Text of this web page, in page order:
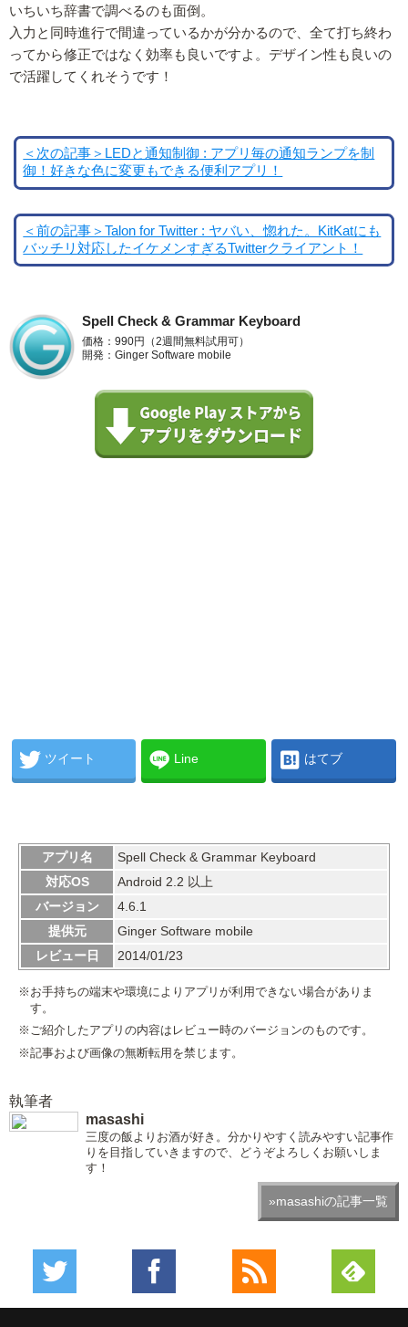
いちいち辞書で調べるのも面倒。
入力と同時進行で間違っているかが分かるので、全て打ち終わ
ってから修正ではなく効率も良いですよ。デザイン性も良いの
で活躍してくれそうです！
＜次の記事＞LEDと通知制御 : アプリ毎の通知ランプを制
御！好きな色に変更もできる便利アプリ！
＜前の記事＞Talon for Twitter : ヤバい、惚れた。KitKatにも
バッチリ対応したイケメンすぎるTwitterクライアント！
Spell Check & Grammar Keyboard
価格：990円（2週間無料試用可）
開発：Ginger Software mobile
ツイート Line はてブ
アプリ名
Spell Check & Grammar Keyboard
対応OS
Android 2.2 以上
バージョン
4.6.1
提供元
Ginger Software mobile
レビュー日
2014/01/23
※お手持ちの端末や環境によりアプリが利用できない場合がありま
す。
※ご紹介したアプリの内容はレビュー時のバージョンのものです。
※記事および画像の無断転用を禁じます。
執筆者
masashi
三度の飯よりお酒が好き。分かりやすく読みやすい記事作
りを目指していきますので、どうぞよろしくお願いしま
す！
»masashiの記事一覧